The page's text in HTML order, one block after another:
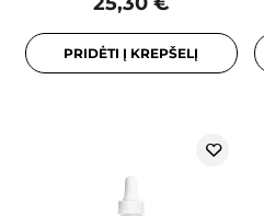
PRIDĖTI Į KREPŠELĮ